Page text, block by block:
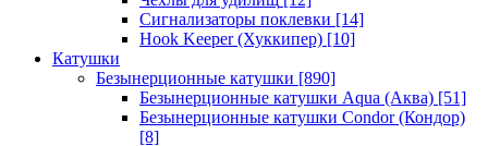
Сигнализаторы поклевки [14]
Hook Keeper (Хуккипер) [10]
Катушки
Безынерционные катушки [890]
Безынерционные катушки Aqua (Аква) [51]
Безынерционные катушки Condor (Кондор)
[8]